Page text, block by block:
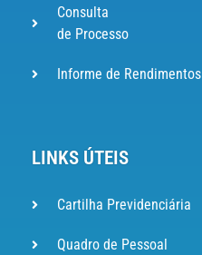
Consulta
de Processo
Informe de Rendimentos
LINKS ÚTEIS
Cartilha Previdenciária
Quadro de Pessoal